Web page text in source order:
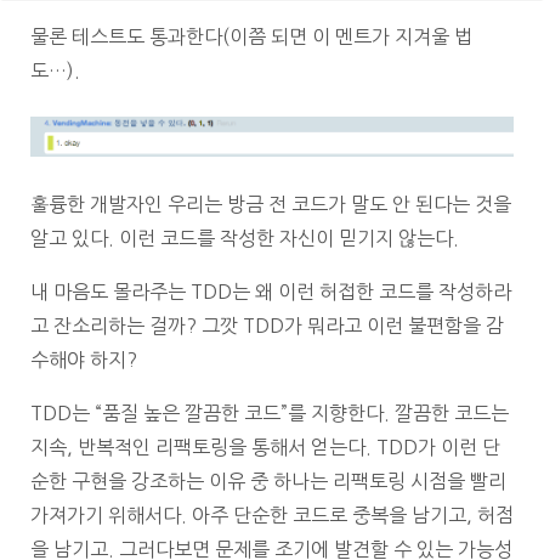
물론 테스트도 통과한다(이쯤 되면 이 멘트가 지겨울 법
도…).
훌륭한 개발자인 우리는 방금 전 코드가 말도 안 된다는 것을
알고 있다. 이런 코드를 작성한 자신이 믿기지 않는다.
내 마음도 몰라주는 TDD는 왜 이런 허접한 코드를 작성하라
고 잔소리하는 걸까? 그깟 TDD가 뭐라고 이런 불편함을 감
수해야 하지?
TDD는 “품질 높은 깔끔한 코드”를 지향한다. 깔끔한 코드는
지속, 반복적인 리팩토링을 통해서 얻는다. TDD가 이런 단
순한 구현을 강조하는 이유 중 하나는 리팩토링 시점을 빨리
가져가기 위해서다. 아주 단순한 코드로 중복을 남기고, 허점
을 남기고. 그러다보면 문제를 조기에 발견할 수 있는 가능성